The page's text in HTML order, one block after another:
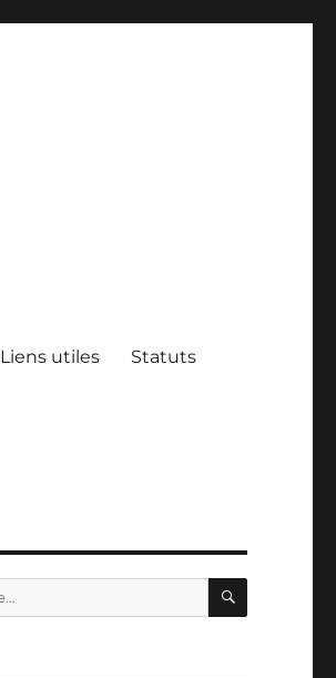
Liens utiles Statuts